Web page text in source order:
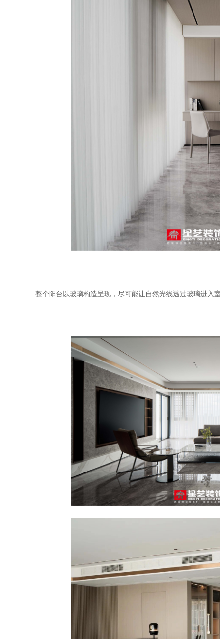
整个阳台以玻璃构造呈现，尽可能让自然光线透过玻璃进入